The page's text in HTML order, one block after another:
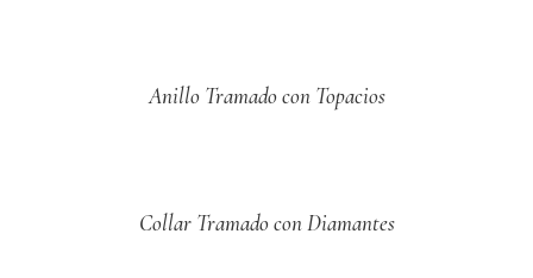
Anillo Tramado con Topacios
Collar Tramado con Diamantes